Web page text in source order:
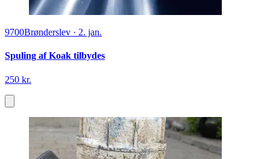
9700Brønderslev · 2. jan.
Spuling af Koak tilbydes
250 kr.